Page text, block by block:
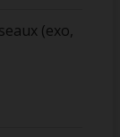
(exo,